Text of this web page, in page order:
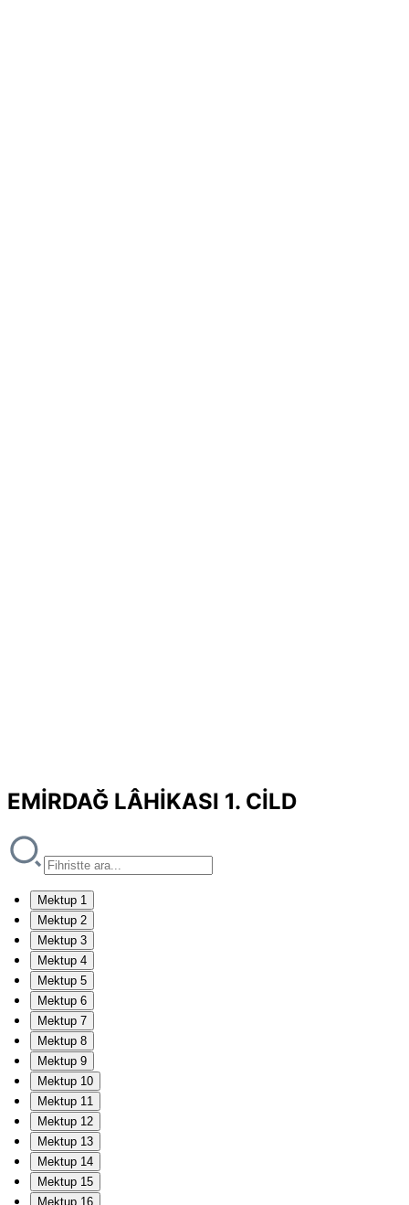
EMİRDAĞ LÂHİKASI 1. CİLD
Mektup 1
Mektup 2
Mektup 3
Mektup 4
Mektup 5
Mektup 6
Mektup 7
Mektup 8
Mektup 9
Mektup 10
Mektup 11
Mektup 12
Mektup 13
Mektup 14
Mektup 15
Mektup 16